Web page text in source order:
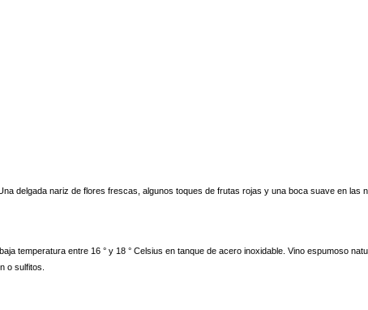
delgada nariz de flores frescas, algunos toques de frutas rojas y una boca suave en las
temperatura entre 16 ° y 18 ° Celsius en tanque de acero inoxidable. Vino espumoso
o sulfitos.